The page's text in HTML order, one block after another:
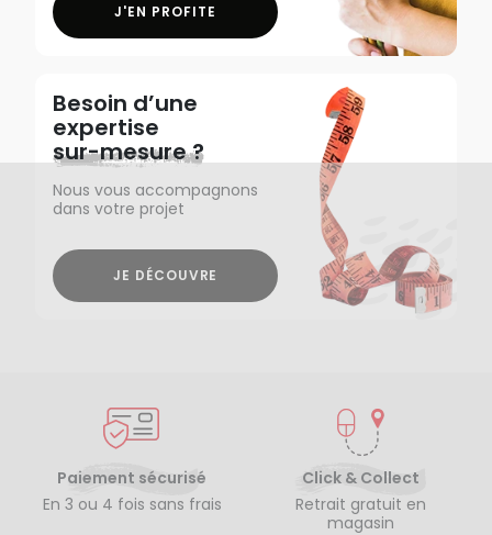
J'EN PROFITE
Besoin d’une
expertise
sur-mesure ?
Nous vous accompagnons
dans votre projet
JE DÉCOUVRE
Paiement sécurisé
En 3 ou 4 fois sans frais
Click & Collect
Retrait gratuit en
magasin